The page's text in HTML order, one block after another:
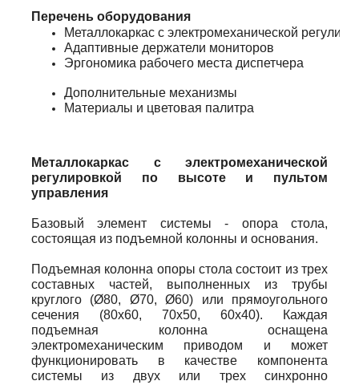
Перечень оборудования
Металлокаркас с электромеханической
Адаптивные держатели мониторов
Эргономика рабочего места диспетчера
Дополнительные механизмы
Материалы и цветовая палитра
Металлокаркас с электромеханической
регулировкой по высоте и пультом
управления
Базовый элемент системы - опора стола,
состоящая из подъемной колонны и основания.
Подъемная колонна опоры стола состоит из трех
составных частей, выполненных из трубы
круглого (Ø80, Ø70, Ø60) или прямоугольного
сечения (80x60, 70x50, 60x40). Каждая
подъемная колонна оснащена
электромеханическим приводом и может
функционировать в качестве компонента
системы из двух или трех синхронно